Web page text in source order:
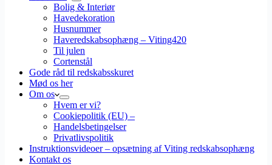
Bolig & Interiør
Havedekoration
Husnummer
Haveredskabsophæng – Viting420
Til julen
Cortenstål
Gode råd til redskabsskuret
Mød os her
Om os
Hvem er vi?
Cookiepolitik (EU) –
Handelsbetingelser
Privatlivspolitik
Instruktionsvideoer – opsætning af Viting redskabsophæng
Kontakt os